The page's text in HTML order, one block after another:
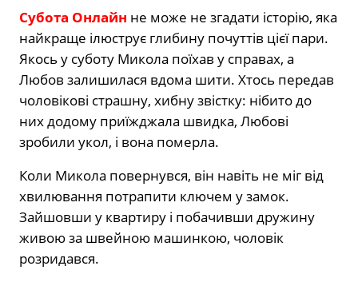
Субота Онлайн не може не згадати історію, яка
найкраще ілюструє глибину почуттів цієї пари.
Якось у суботу Микола поїхав у справах, а
Любов залишилася вдома шити. Хтось передав
чоловікові страшну, хибну звістку: нібито до
них додому приїжджала швидка, Любові
зробили укол, і вона померла.
Коли Микола повернувся, він навіть не міг від
хвилювання потрапити ключем у замок.
Зайшовши у квартиру і побачивши дружину
живою за швейною машинкою, чоловік
розридався.